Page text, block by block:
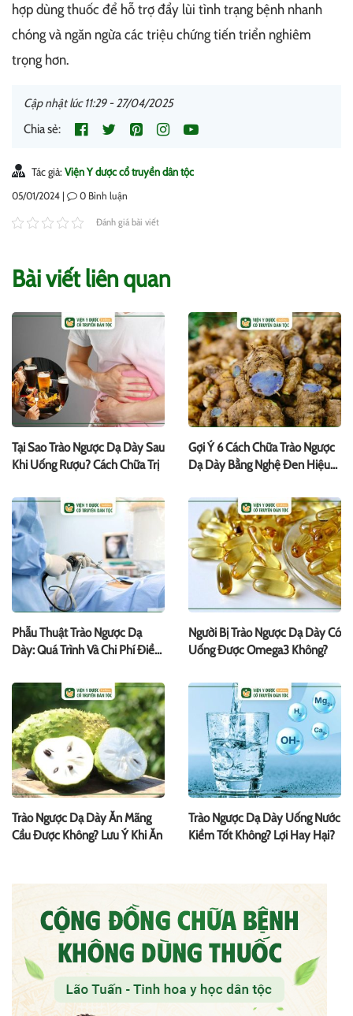
hợp dùng thuốc để hỗ trợ đẩy lùi tình trạng bệnh nhanh
chóng và ngăn ngừa các triệu chứng tiến triển nghiêm
trọng hơn.
Cập nhật lúc 11:29 - 27/04/2025
Chia sẻ:
Tác giả: Viện Y dược cổ truyền dân tộc
05/01/2024 | 0 Bình luận
Đánh giá bài viết
Bài viết liên quan
Tại Sao Trào Ngược Dạ Dày Sau
Khi Uống Rượu? Cách Chữa Trị
Gợi Ý 6 Cách Chữa Trào Ngược
Dạ Dày Bằng Nghệ Đen Hiệu
Phẫu Thuật Trào Ngược Dạ
Dày: Quá Trình Và Chi Phí Điều
Người Bị Trào Ngược Dạ Dày Có
Uống Được Omega3 Không?
Trào Ngược Dạ Dày Ăn Mãng
Cầu Được Không? Lưu Ý Khi Ăn
Trào Ngược Dạ Dày Uống Nước
Kiềm Tốt Không? Lợi Hay Hại?